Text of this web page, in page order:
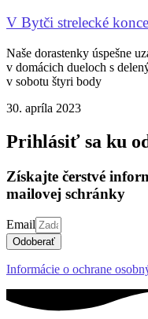
V Bytči strelecké
Naše dorastenky úspešne
v domácich dueloch s
v sobotu štyri body
30. apríla 2023
Prihlásiť sa ku
Získajte čerstvé
mailovej schránky
Email
Odoberať
Informácie o ochrane